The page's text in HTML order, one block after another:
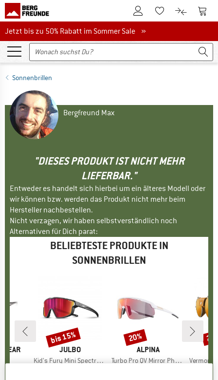
Zum KundenkontoZum Merkzettel.
Zum Zum
Jetzt bis zu 50% Rabatt im Sommer Sale
Jetzt bis zu 50% Rabatt im Sommer Sale »
Sonnenbrillen
Bergfreund Max
"DIESES PRODUKT IST NICHT MEHR
LIEFERBAR."
Entweder es handelt sich hierbei um ein älteres Modell oder
wir können bzw. werden das Produkt nicht mehr beim
Hersteller nachbestellen.
Nicht verzagen, wir haben selbstverständlich noch
Alternativen für Dich parat:
BELIEBTESTE PRODUKTE IN
SONNENBRILLEN
MARKE
JULBO
Artikel
Kid's Fury Mini Spectron 3
Rabatt
bis 15%
MARKE
ALPINA
Artikel
Turbo Pro QV Mirror Photochromic S1-3
Rabatt
20%
Artikel
Vermont